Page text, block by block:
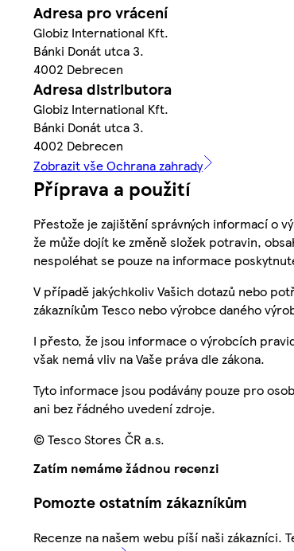
Adresa pro vrácení
Globiz International Kft.
Bánki Donát utca 3.
4002 Debrecen
Adresa distributora
Globiz International Kft.
Bánki Donát utca 3.
4002 Debrecen
Zobrazit vše Ochrana zahrady
Příprava a použití
Přestože je zajištění správných informací o
že může dojít ke změně složek potravin,
nespoléhat se pouze na informace
V případě jakýchkoliv Vašich dotazů nebo
zákazníkům Tesco nebo výrobce daného
I přesto, že jsou informace o výrobcích
však nemá vliv na Vaše práva dle zákona.
Tyto informace jsou podávány pouze pro
ani bez řádného uvedení zdroje.
© Tesco Stores ČR a.s.
Zatím nemáme žádnou recenzi
Pomozte ostatním zákazníkům
Recenze na našem webu píší naši zákazníci.